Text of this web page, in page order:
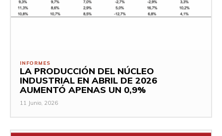
INFORMES
LA PRODUCCIÓN DEL NÚCLEO
INDUSTRIAL EN ABRIL DE 2026
AUMENTÓ APENAS UN 0,9%
11 Junio, 2026